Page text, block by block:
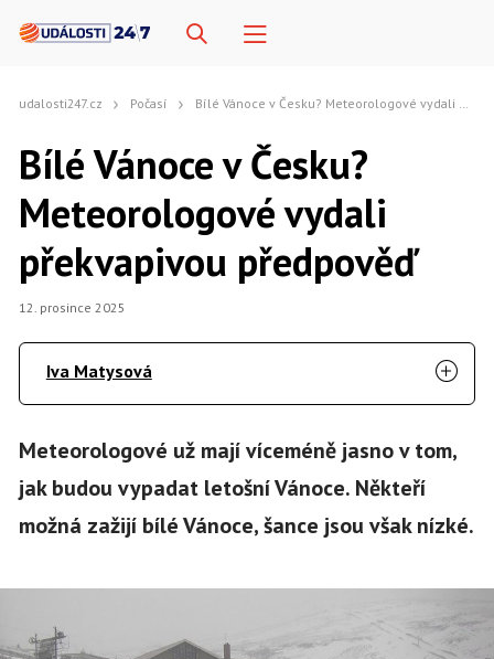
udalosti247.cz Počasí Bílé Vánoce v Česku? Meteorologové vydali překvapivou předpověď
Bílé Vánoce v Česku?
Meteorologové vydali
překvapivou předpověď
12. prosince 2025
Iva Matysová
Meteorologové už mají víceméně jasno v tom,
jak budou vypadat letošní Vánoce. Někteří
možná zažijí bílé Vánoce, šance jsou však nízké.